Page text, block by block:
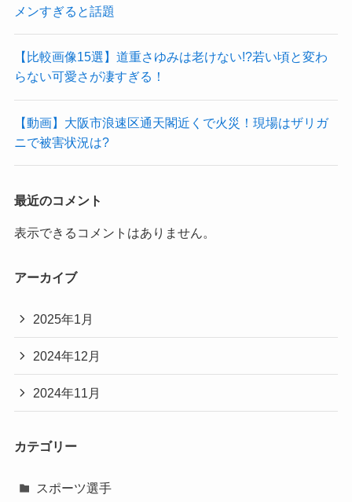
メンすぎると話題
【比較画像15選】道重さゆみは老けない!?若い頃と変わ
らない可愛さが凄すぎる！
【動画】大阪市浪速区通天閣近くで火災！現場はザリガ
ニで被害状況は?
最近のコメント
表示できるコメントはありません。
アーカイブ
2025年1月
2024年12月
2024年11月
カテゴリー
スポーツ選手